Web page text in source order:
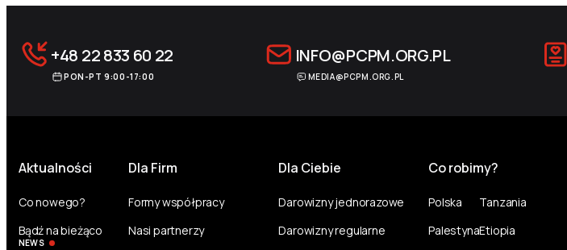
+48 22 833 60 22
PON-PT 9:00-17:00
INFO@PCPM.ORG.PL
MEDIA@PCPM.ORG.PL
Aktualności
Co nowego?
Bądź na bieżąco
NEWS
Dla Firm
Formy współpracy
Nasi partnerzy
Dla Ciebie
Darowizny jednorazowe
Darowizny regularne
Co robimy?
Polska
Palestyna
Tanzania
Etiopia